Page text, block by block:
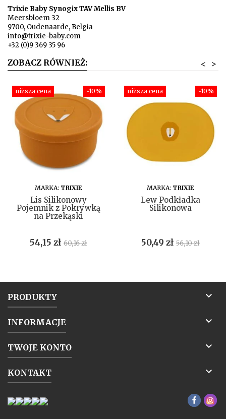
Trixie Baby Synogix TAV Mellis BV
Meersbloem 32
9700, Oudenaarde, Belgia
info@trixie-baby.com
+32 (0)9 369 35 96
ZOBACZ RÓWNIEŻ: >
<
-10%
niższa cena
DO KOSZYKA
MARKA: TRIXIE
Lis Silikonowy
Pojemnik z Pokrywką
na Przekąski
Cena
54,15 zł Cena
60,16 zł
-10%
niższa cena
DO KOSZYKA
MARKA: TRIXIE
Lew Podkładka
Silikonowa
Cena
50,49 zł Cena
56,10 zł
PRODUKTY 
INFORMACJE 
TWOJE KONTO 
KONTAKT 